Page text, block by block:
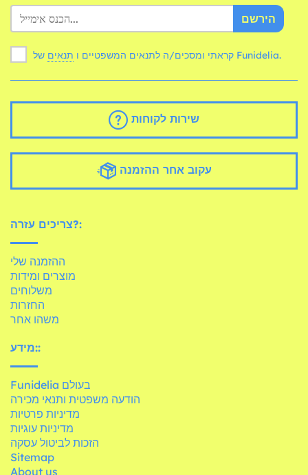
הירשם
קראתי ומסכים/ה לתנאים המשפטיים ו תנאים של Funidelia.
שירות לקוחות
עקוב אחר ההזמנה
צריכים עזרה?:
ההזמנה שלי
מוצרים ומידות
משלוחים
החזרות
משהו אחר
מידע::
Funidelia בעולם
הודעה משפטית ותנאי מכירה
מדיניות פרטיות
מדיניות עוגיות
הזכות לביטול עסקה
Sitemap
About us